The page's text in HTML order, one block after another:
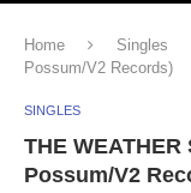
Home Singles
Possum/V2 Records)
SINGLES
THE
Possum/V2